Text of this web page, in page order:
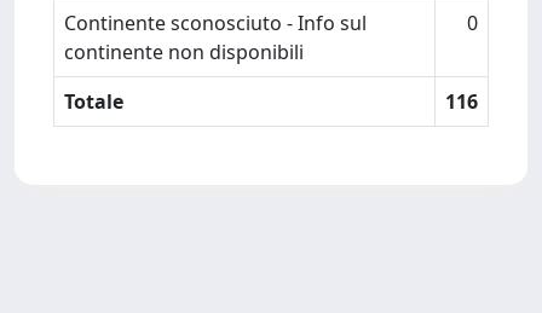
Continente sconosciuto - Info sul
continente non disponibili
0
Totale 116